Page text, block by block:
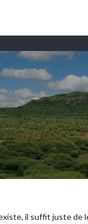
il suffit juste de